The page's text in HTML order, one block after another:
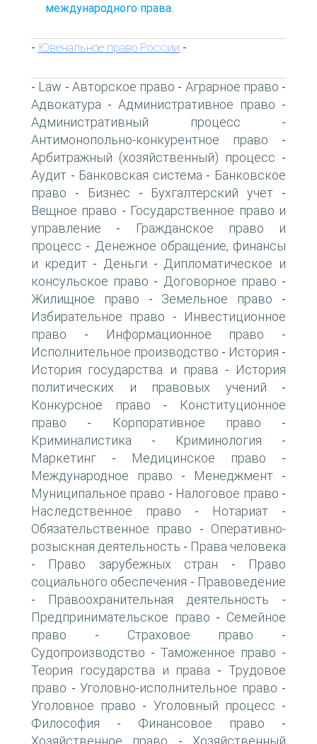
международного права.
- Ювенальное право России -
- Law - Авторское право - Аграрное право -
Адвокатура - Административное право -
Административный процесс -
Антимонопольно-конкурентное право -
Арбитражный (хозяйственный) процесс -
Аудит - Банковская система - Банковское
право - Бизнес - Бухгалтерский учет -
Вещное право - Государственное право и
управление -
Гражданское право и
процесс - Денежное обращение, финансы
и кредит- Деньги - Дипломатическое и
консульское право - Договорное право -
Жилищное право - Земельное право -
Избирательное право -
Инвестиционное
право - Информационное право -
Исполнительное производство - История -
История государства и права -
История
политических и правовых учений -
Конкурсное право -
Конституционное
право - Корпоративное право -
Криминалистика - Криминология -
Маркетинг - Медицинское право -
Международное право - Менеджмент -
Муниципальное право - Налоговое право -
Наследственное право - Нотариат -
Обязательственное право - Оперативно-
розыскная деятельность - Права человека
- Право зарубежных стран -
Право
социального обеспечения - Правоведение
- Правоохранительная деятельность -
Предпринимательское право - Семейное
право - Страховое право -
Судопроизводство - Таможенное право -
Теория государства и права -Трудовое
право - Уголовно-исполнительное право -
Уголовное право - Уголовный процесс -
Философия - Финансовое право -
Хозяйственное право Хозяйственный